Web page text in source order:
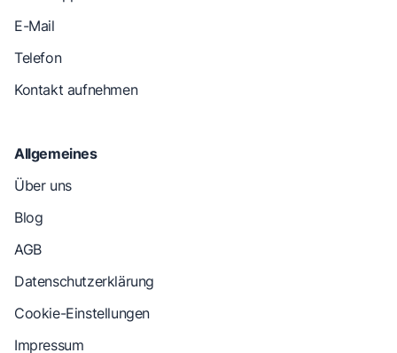
E-Mail
Telefon
Kontakt aufnehmen
Allgemeines
Über uns
Blog
AGB
Datenschutzerklärung
Cookie-Einstellungen
Impressum